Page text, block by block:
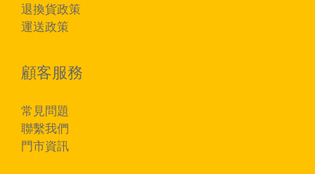
退換貨政策
運送政策
顧客服務
常見問題
聯繫我們
門市資訊